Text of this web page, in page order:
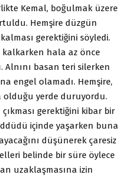
Kemal, boğulmak üzere
Hemşire düzgün
gerektiğini söyledi.
kalkarken hala az önce
Alnını basan teri silerken
engel olamadı. Hemşire,
olduğu yerde duruyordu.
gerektiğini kibar bir
içinde yaşarken buna
düşünerek çaresiz
belinde bir süre öylece
uzaklaşmasına izin